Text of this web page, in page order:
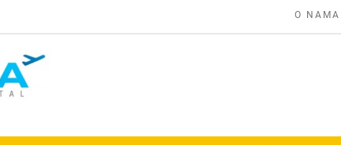
O NAMA